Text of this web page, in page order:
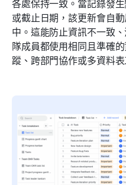
各處保持一致。當記錄發
或截止日期，該更新會自
中。這能防止資訊不一致
隊成員都使用相同且準確
蹤、跨部門協作或多資料